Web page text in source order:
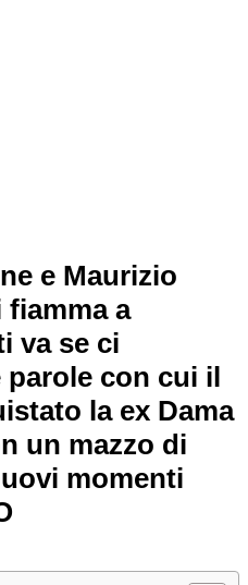
e Maurizio
a
va se ci
parole con cui il
la ex Dama
un mazzo di
momenti